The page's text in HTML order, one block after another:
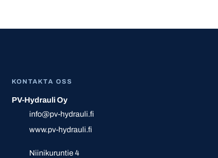
KONTAKTA OSS
PV-Hydrauli Oy
info@pv-hydrauli.fi
www.pv-hydrauli.fi
Niinikuruntie 4